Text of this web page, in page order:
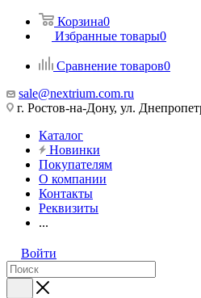
Корзина0
Избранные товары0
Сравнение товаров0
sale@nextrium.com.ru
г. Ростов-на-Дону, ул.
Каталог
Новинки
Покупателям
О компании
Контакты
Реквизиты
...
Войти